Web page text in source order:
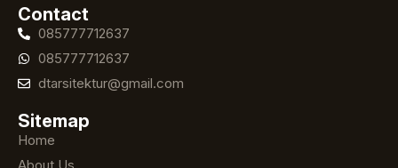
Contact
085777712637
085777712637
dtarsitektur@gmail.com
Sitemap
Home